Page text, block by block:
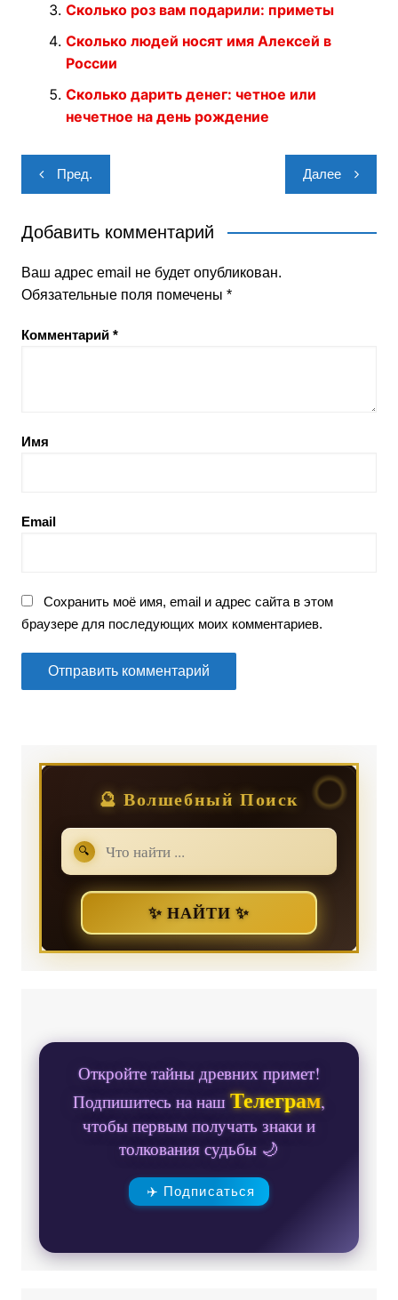
Сколько роз вам подарили: приметы
Сколько людей носят имя Алексей в
России
Сколько дарить денег: четное или
нечетное на день рождение
Навигация
по
записям
Пред. Далее
Добавить комментарий
Ваш адрес email не будет опубликован.
Обязательные поля помечены *
Комментарий *
Имя
Email
Сохранить моё имя, email и адрес сайта в этом
браузере для последующих моих комментариев.
🔮 Волшебный Поиск
🔍
✨ НАЙТИ ✨
Откройте тайны древних примет!
Подпишитесь на нашТелеграм,
чтобы первым получать знаки и
толкования судьбы 🌙
✈️ Подписаться